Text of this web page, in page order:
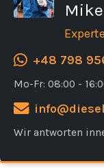
Mike
+48 798
Mo-Fr: 08:00 -
Wir antworten